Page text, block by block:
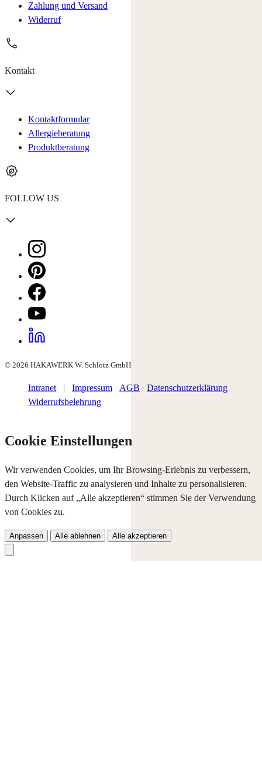
Zahlung und Versand
Widerruf
Kontakt
Kontaktformular
Allergieberatung
Produktberatung
FOLLOW US
© 2026 HAKAWERK W. Schlotz GmbH
Intranet | Impressum AGB
Datenschutzerklärung
Widerrufsbelehrung
Cookie Einstellungen
Wir verwenden Cookies, um Ihr Browsing-Erlebnis zu verbessern,
den Website-Traffic zu analysieren und Inhalte zu personalisieren.
Durch Klicken auf „Alle akzeptieren“ stimmen Sie der Verwendung
von Cookies zu.
Anpassen Alle ablehnen Alle akzeptieren